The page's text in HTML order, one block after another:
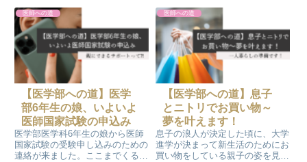
して大きなブリをマルマル1匹捌
いて、お刺身やらカマやら綺麗に
作ってくれてお掃除まで完璧でし
た。手際が良くて、感心すること
しきりです。
が大事だと思い過ぎて時期を逃し
てしまったとＦラン教育ママのモ
ノクロ後悔していました。大人の
矯正歯科も選択としてアリです
ね！
医師への道
【医学部への道】医学
部6年生の娘、いよいよ
医師国家試験の申込み
医学部医学科6年生の娘から医師
国家試験の受験申し込みのための
連絡が来ました。ここまでくると
医師への道
【医学部への道】息子
とニトリでお買い物～
夢を叶えます！
息子の浪人が決定した頃に、大学
進学が決まって新生活のためにお
買い物をしている親子の姿を見か